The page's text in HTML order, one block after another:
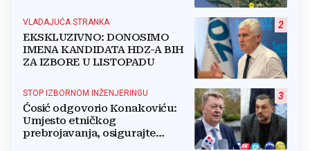
2
VLADAJUĆA STRANKA
EKSKLUZIVNO: DONOSIMO
IMENA KANDIDATA HDZ-A BIH
ZA IZBORE U LISTOPADU
3
STOP IZBORNOM INŽENJERINGU
Ćosić odgovorio Konakoviću:
Umjesto etničkog
prebrojavanja, osigurajte